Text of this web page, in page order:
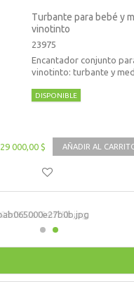
Turbante para bebé y
vinotinto
23975
Encantador conjunto
vinotinto: turbante y
DISPONIBLE
29 000,00 $ AÑADIR AL